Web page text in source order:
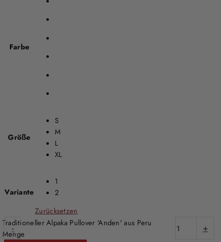
Farbe
Größe
S
M
L
XL
Variante
1
2
Zurücksetzen
-
Traditioneller Alpaka Pullover 'Anden' aus Peru
Menge
+